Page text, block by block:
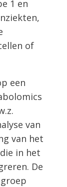
1 en
of
een
van
van het
in het
De